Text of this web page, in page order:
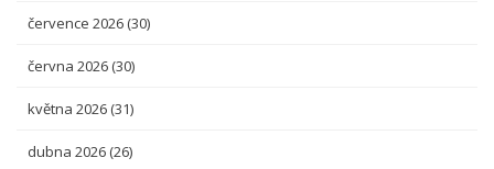
července 2026 (30)
června 2026 (30)
května 2026 (31)
dubna 2026 (26)